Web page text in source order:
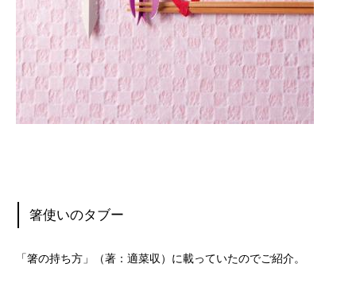
箸使いのタブー
「箸の持ち方」（著：適菜収）に載っていたのでご紹介。